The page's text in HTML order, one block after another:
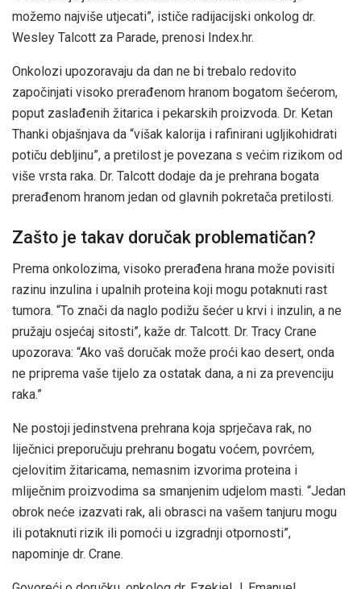
možemo najviše utjecati”, ističe radijacijski onkolog dr.
Wesley Talcott za Parade, prenosi Index.hr.
Onkolozi upozoravaju da dan ne bi trebalo redovito
započinjati visoko prerađenom hranom bogatom šećerom,
poput zaslađenih žitarica i pekarskih proizvoda. Dr. Ketan
Thanki objašnjava da “višak kalorija i rafinirani ugljikohidrati
potiču debljinu”, a pretilost je povezana s većim rizikom od
više vrsta raka. Dr. Talcott dodaje da je prehrana bogata
prerađenom hranom jedan od glavnih pokretača pretilosti.
Zašto je takav doručak problematičan?
Prema onkolozima, visoko prerađena hrana može povisiti
razinu inzulina i upalnih proteina koji mogu potaknuti rast
tumora. “To znači da naglo podižu šećer u krvi i inzulin, a ne
pružaju osjećaj sitosti”, kaže dr. Talcott. Dr. Tracy Crane
upozorava: “Ako vaš doručak može proći kao desert, onda
ne priprema vaše tijelo za ostatak dana, a ni za prevenciju
raka.”
Ne postoji jedinstvena prehrana koja sprječava rak, no
liječnici preporučuju prehranu bogatu voćem, povrćem,
cjelovitim žitaricama, nemasnim izvorima proteina i
mliječnim proizvodima sa smanjenim udjelom masti. “Jedan
obrok neće izazvati rak, ali obrasci na vašem tanjuru mogu
ili potaknuti rizik ili pomoći u izgradnji otpornosti”,
napominje dr. Crane.